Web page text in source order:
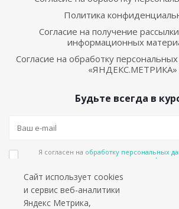
Политика
Согласие на получение
информационных
Согласие на обработку
«ЯНДЕКС.МЕТРИКА»
Будьте всегда в
Я согласен на обработку персональных
политике
Подпишитесь на еженедельный новостной
лучшие материалы каждую
Сайт использует cookies
и сервис веб-аналитики
Яндекс Метрика,